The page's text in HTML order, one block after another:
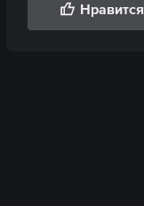
Нравится